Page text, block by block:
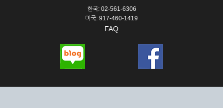
한국: 02-561-6306
미국: 917-460-1419
FAQ